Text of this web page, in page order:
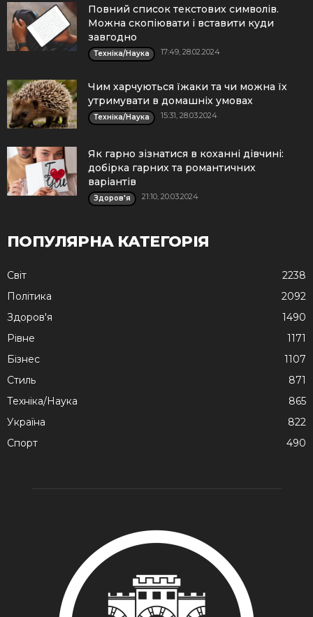
Повний список текстових символів.
Можна скопіювати і вставити куди
завгодно
Техніка/Наука 17:49, 28.02.2024
Чим харчуються їжаки та чи можна їх
утримувати в домашніх умовах
Техніка/Наука 15:31, 28.03.2024
Як гарно зізнатися в коханні дівчині:
добірка гарних та романтичних
варіантів
Здоров'я 21:10, 20.03.2024
ПОПУЛЯРНА КАТЕГОРІЯ
Cвіт
2238
Політика
2092
Здоров'я
1490
Рівне
1171
Бізнес
1107
Стиль
871
Техніка/Наука
865
Україна
822
Спорт
490